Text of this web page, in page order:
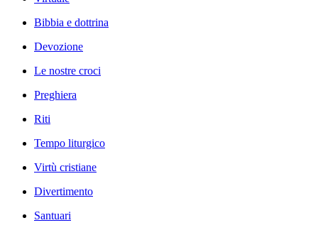
Bibbia e dottrina
Devozione
Le nostre croci
Preghiera
Riti
Tempo liturgico
Virtù cristiane
Divertimento
Santuari